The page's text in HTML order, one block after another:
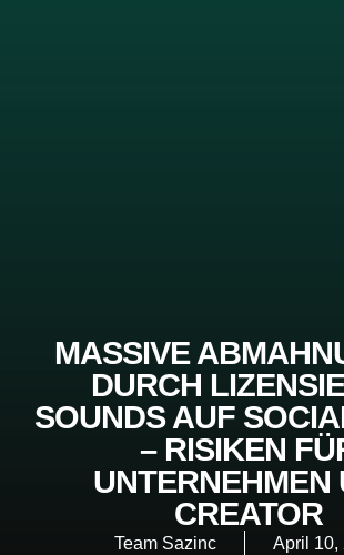
MASSIVE
DURCH
SOUNDS AUF
– RISIKEN
UNTERNEHMEN
CREATOR
Team Sazinc
April 10,